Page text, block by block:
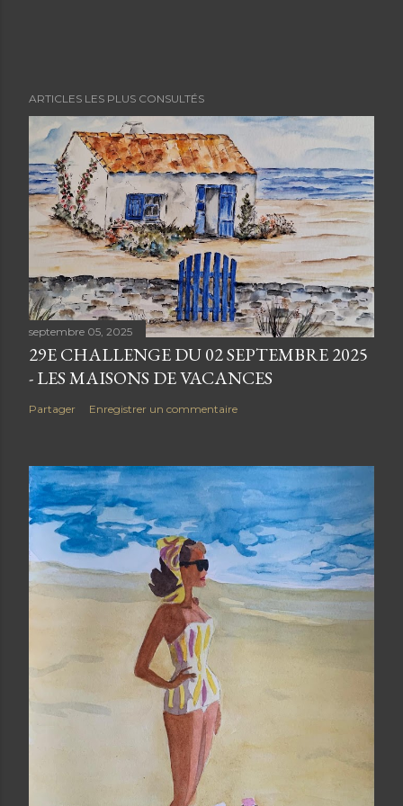
ARTICLES LES PLUS CONSULTÉS
septembre 05, 2025
29E CHALLENGE DU 02 SEPTEMBRE 2025
- LES MAISONS DE VACANCES
Partager Enregistrer un commentaire